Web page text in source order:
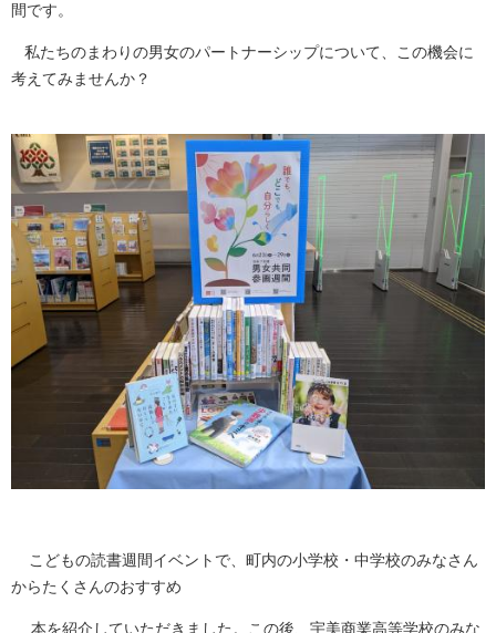
間です。
私たちのまわりの男女のパートナーシップについて、この機会に
考えてみませんか？
こどもの読書週間イベントで、町内の小学校・中学校のみなさん
からたくさんのおすすめ
本を紹介していただきました。この後、宇美商業高等学校のみな